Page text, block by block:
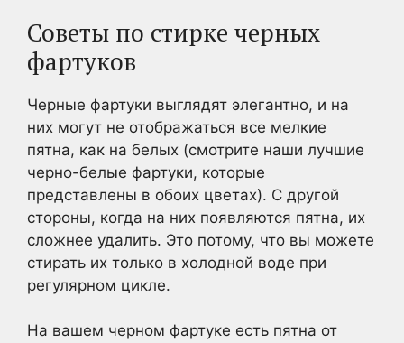
Советы по стирке черных
фартуков
Черные фартуки выглядят элегантно, и на
них могут не отображаться все мелкие
пятна, как на белых (смотрите наши лучшие
черно-белые фартуки, которые
представлены в обоих цветах). С другой
стороны, когда на них появляются пятна, их
сложнее удалить. Это потому, что вы можете
стирать их только в холодной воде при
регулярном цикле.
На вашем черном фартуке есть пятна от